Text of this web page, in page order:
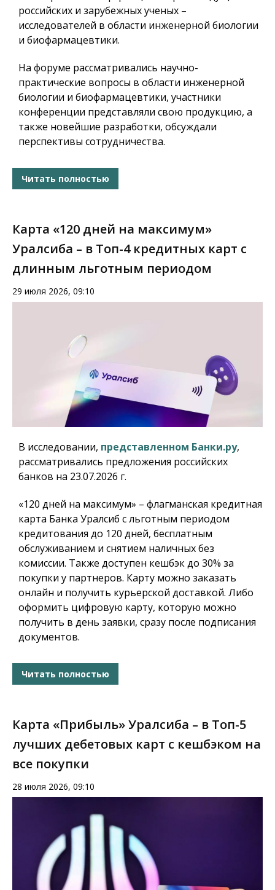
российских и зарубежных ученых –
исследователей в области инженерной биологии
и биофармацевтики.
На форуме рассматривались научно-
практические вопросы в области инженерной
биологии и биофармацевтики, участники
конференции представляли свою продукцию, а
также новейшие разработки, обсуждали
перспективы сотрудничества.
Читать полностью
Карта «120 дней на максимум»
Уралсиба – в Топ-4 кредитных карт с
длинным льготным периодом
29 июля 2026, 09:10
В исследовании, представленном Банки.ру,
рассматривались предложения российских
банков на 23.07.2026 г.
«120 дней на максимум» – флагманская кредитная
карта Банка Уралсиб с льготным периодом
кредитования до 120 дней, бесплатным
обслуживанием и снятием наличных без
комиссии. Также доступен кешбэк до 30% за
покупки у партнеров. Карту можно заказать
онлайн и получить курьерской доставкой. Либо
оформить цифровую карту, которую можно
получить в день заявки, сразу после подписания
документов.
Читать полностью
Карта «Прибыль» Уралсиба – в Топ-5
лучших дебетовых карт с кешбэком на
все покупки
28 июля 2026, 09:10